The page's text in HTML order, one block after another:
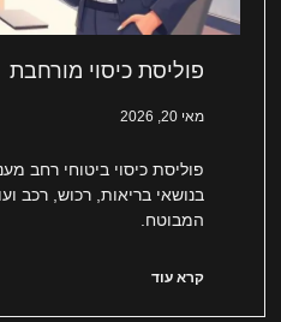
פוליסת כיסוי מורחבת
מאי 20, 2026
פוליסת כיסוי ביטוחי רחב
בנושאי בריאות, רכוש, רכב
המבוטח.
קרא עוד